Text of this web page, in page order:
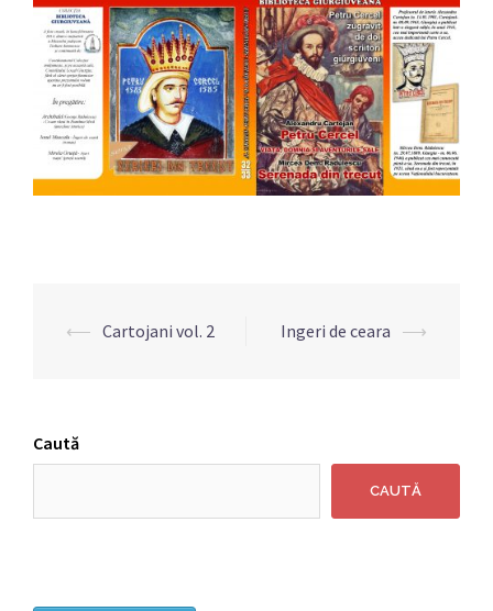
Navigare
⟵ Cartojani vol. 2 Ingeri de ceara ⟶
Caută
CAUTĂ